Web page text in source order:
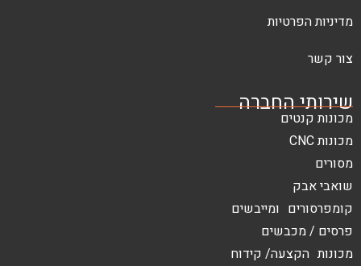
ומייבשים
קידוח